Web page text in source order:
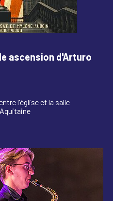
ascension d'Arturo
l'église et la salle